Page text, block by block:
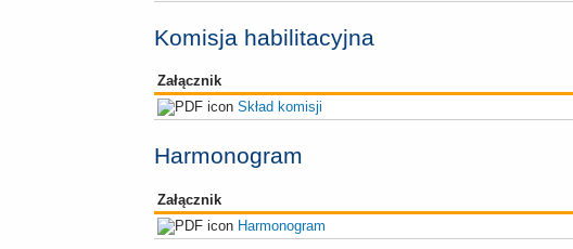
Komisja habilitacyjna
Załącznik
Skład komisji
Harmonogram
Załącznik
Harmonogram